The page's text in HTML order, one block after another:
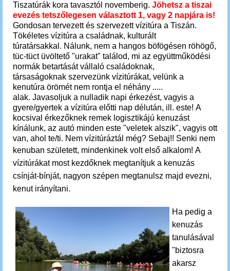
Tiszatúrák kora tavasztól novemberig. Jöhetsz a tiszai
evezés tetszőlegesen választott 1, vagy 2 napjára is!
Gondosan tervezett és szervezett vízitúra a Tiszán.
Tökéletes vízitúra a családnak, kulturált
túratársakkal. Nálunk, nem a hangos böfögésen röhögő,
tüc-tüct üvöltető "urakat" találod, mi az együttműködési
normák betartását vállaló családoknak,
társaságoknak szervezünk vízitúrákat, velünk a
kenutúra örömét nem rontja el néhány .....
alak. Javasoljuk a nulladik napi érkezést, vagyis a
gyere/gyertek a vízitúra előtti nap délután, ill. este! A
kocsival érkezőknek remek logisztikájú kenuzást
kínálunk, az autó minden este "veletek alszik", vagyis ott
van, ahol te/ti. Nem vízitúráztál még? Sebaj!! Senki nem
kenuban született, mindenkinek volt első alkalom! A
vízitúrákat most kezdőknek megtanítjuk a kenuzás
csínját-bínját, nagyon szépen megtanulsz majd evezni,
kenut irányítani.
Ha pedig a
kenuzás
tanulásával
"biztosra
akarsz